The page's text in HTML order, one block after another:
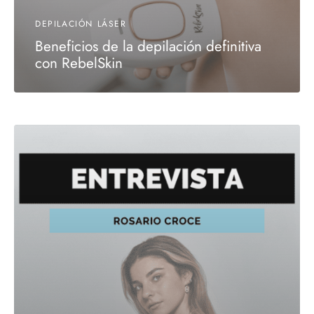
DEPILACIÓN LÁSER
Beneficios de la depilación definitiva
con RebelSkin